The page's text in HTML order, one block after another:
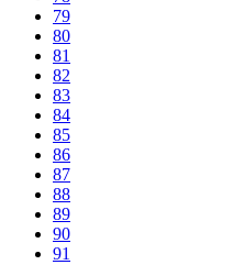
79
80
81
82
83
84
85
86
87
88
89
90
91